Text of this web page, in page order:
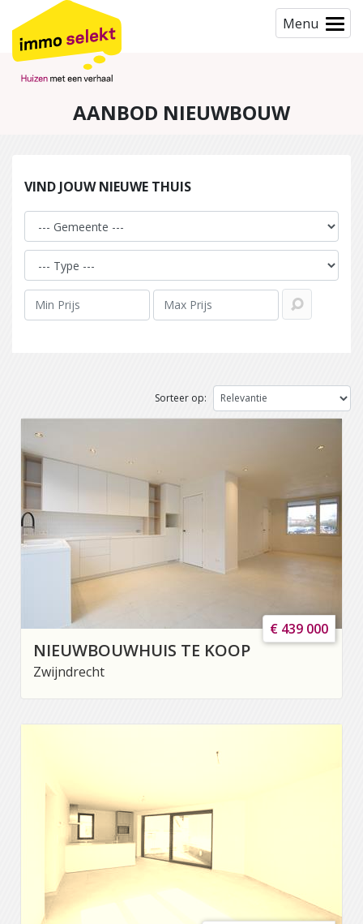
Menu
AANBOD NIEUWBOUW
VIND JOUW NIEUWE THUIS
Sorteer op:
NIEUWBOUWHUIS TE KOOP
Zwijndrecht
€ 439 000